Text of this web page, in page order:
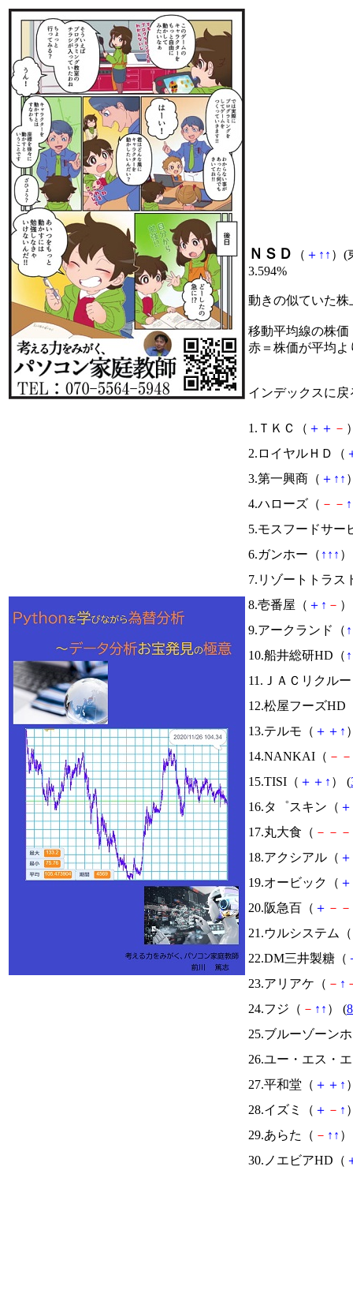
ＮＳＤ （ ＋ ↑ ↑ ）(
3.594%
動きの似ていた
移動平均線の株価
赤＝株価が平均
インデックスに戻
1.ＴＫＣ（ ＋ ＋ －
2.ロイヤルＨＤ（
3.第一興商（ ＋ ↑ ↑
4.ハローズ（ － － ↑
5.モスフードサー
6.ガンホー（ ↑ ↑ ↑
7.リゾートトラス
8.壱番屋（ ＋ ↑ －
9.アークランド（ ↑
10.船井総研HD（ ↑
11.ＪＡＣリクル
12.松屋フーズHD
13.テルモ（ ＋ ＋ ↑
14.NANKAI（ － －
15.TISI（ ＋ ＋ ↑ ） (
16.タ゜スキン（ ＋
17.丸大食（ － － －
18.アクシアル（ ＋
19.オービック（ ＋
20.阪急百（ ＋ － －
21.ウルシステム（
22.DM三井製糖（
23.アリアケ（ － ↑
24.フジ（ － ↑ ↑ ） (
25.ブルーゾーン
26.ユー・エス・
27.平和堂（ ＋ ＋ ↑
28.イズミ（ ＋ － ↑
29.あらた（ － ↑ ↑
30.ノエビアHD（